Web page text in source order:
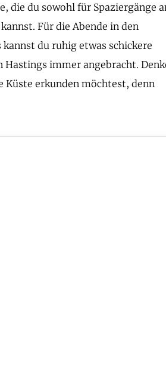
die du sowohl für Spaziergänge
Für die Abende in den
du ruhig etwas schickere
immer angebracht.
Küste erkunden möchtest, denn